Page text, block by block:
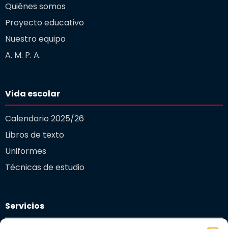
Quiénes somos
Proyecto educativo
Nuestro equipo
A. M. P. A.
Vida escolar
Calendario 2025/26
Libros de texto
Uniformes
Técnicas de estudio
Servicios